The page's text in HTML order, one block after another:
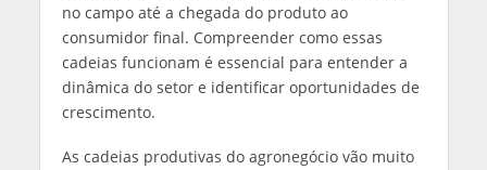
no campo até a chegada do produto ao
consumidor final. Compreender como essas
cadeias funcionam é essencial para entender a
dinâmica do setor e identificar oportunidades de
crescimento.
As cadeias produtivas do agronegócio vão muito